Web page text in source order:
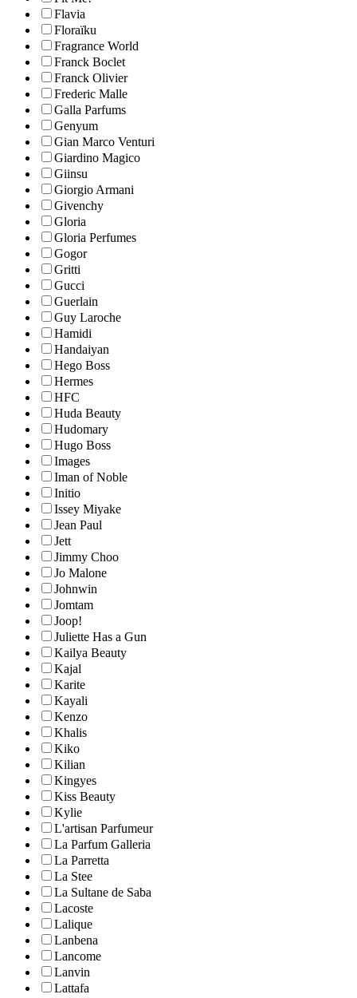
Flavia
Floraïku
Fragrance World
Franck Boclet
Franck Olivier
Frederic Malle
Galla Parfums
Genyum
Gian Marco Venturi
Giardino Magico
Giinsu
Giorgio Armani
Givenchy
Gloria
Gloria Perfumes
Gogor
Gritti
Gucci
Guerlain
Guy Laroche
Hamidi
Handaiyan
Hego Boss
Hermes
HFC
Huda Beauty
Hudomary
Hugo Boss
Images
Iman of Noble
Initio
Issey Miyake
Jean Paul
Jett
Jimmy Choo
Jo Malone
Johnwin
Jomtam
Joop!
Juliette Has a Gun
Kailya Beauty
Kajal
Karite
Kayali
Kenzo
Khalis
Kiko
Kilian
Kingyes
Kiss Beauty
Kylie
L'artisan Parfumeur
La Parfum Galleria
La Parretta
La Stee
La Sultane de Saba
Lacoste
Lalique
Lanbena
Lancome
Lanvin
Lattafa